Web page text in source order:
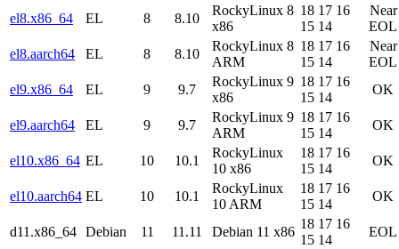
el8.x86_64 EL 8 8.10
RockyLinux 8
x86
18 17 16
15 14
Near
EOL
el8.aarch64
EL 8 8.10
RockyLinux 8
ARM
18 17 16
15 14
Near
EOL
el9.x86_64
EL 9 9.7
RockyLinux 9
x86
18 17 16
15 14
OK
el9.aarch64 EL 9 9.7
RockyLinux 9
ARM
18 17 16
15 14
OK
el10.x86_64 EL 10 10.1
RockyLinux
10 x86
18 17 16
15 14
OK
el10.aarch64 EL 10 10.1
RockyLinux
10 ARM
18 17 16
15 14
OK
d11.x86_64 Debian 11 11.11 Debian 11 x86
18 17 16
15 14
EOL